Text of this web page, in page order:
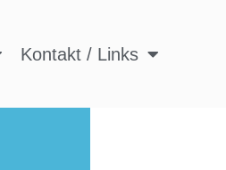
Kontakt / Links